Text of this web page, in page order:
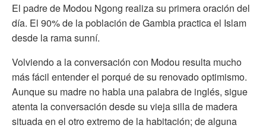
El padre de Modou Ngong realiza su primera oración del
día. El 90% de la población de Gambia practica el Islam
desde la rama sunní.
Volviendo a la conversación con Modou resulta mucho
más fácil entender el porqué de su renovado optimismo.
Aunque su madre no habla una palabra de inglés, sigue
atenta la conversación desde su vieja silla de madera
situada en el otro extremo de la habitación; de alguna